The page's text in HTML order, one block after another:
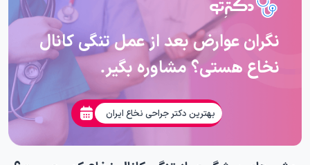
نگران عوارض بعد از عمل تنگی کانال
نخاع هستی؟ مشاوره بگیر.
بهترین دکتر جراحی نخاع ایران